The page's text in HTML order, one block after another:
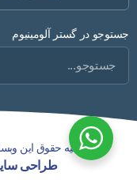
جستوجو در گستر آلومینیوم
کلیه حقوق این
طراحی